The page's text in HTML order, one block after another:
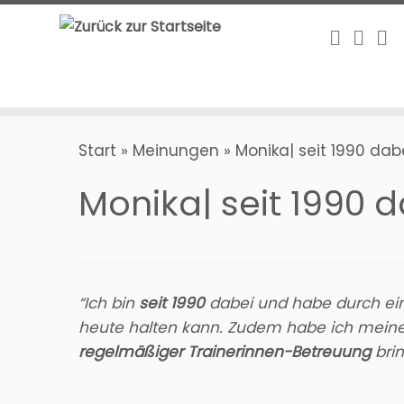
Zum
Start » Meinungen » Monika| seit 1990
Monika| seit 1990
“Ich bin seit 1990dabei und habe durch
heute halten kann. Zudem habe ich
regelmäßiger Trainerinnen-Betreuung